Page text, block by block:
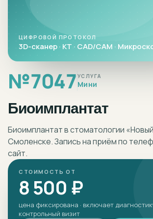
№7047УСЛУГА
Мини
Биоимплантат
Биоимплантат в стоматологии
Смоленске. Запись на приём по
сайт.
СТОИМОСТЬ ОТ
8 500 ₽
цена фиксирована · включает
контрольный визит
ЦИФРОВОЙ ПРОТОКОЛ
3D-сканер · КТ · CAD/CAM ·